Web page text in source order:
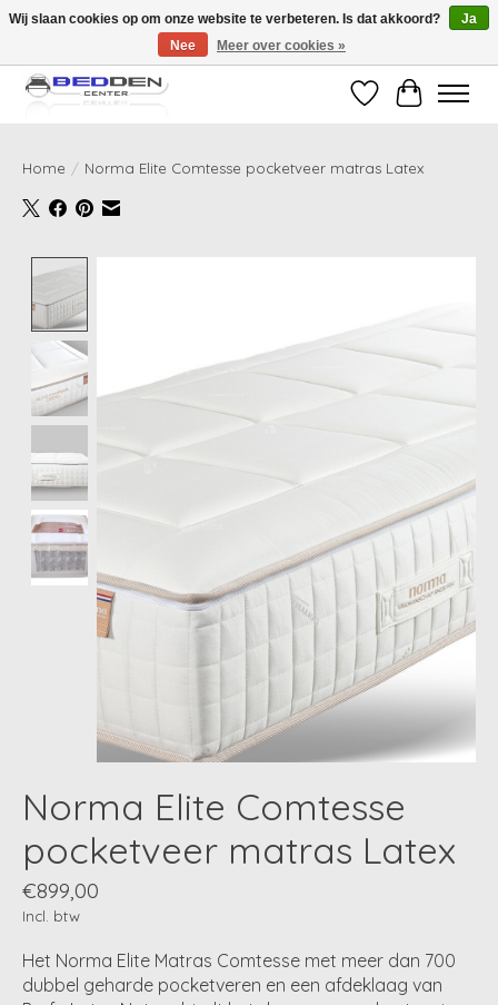
Standaard matrassen binnen 24 uur gratis geleverd!
Verlanglijst
Home / Norma Elite Comtesse pocketveer matras Latex
Norma Elite Comtesse
pocketveer matras Latex
€899,00
Incl. btw
Het Norma Elite Matras Comtesse met meer dan 700
dubbel geharde pocketveren en een afdeklaag van
Wij slaan cookies op om onze website te verbeteren. Is dat akkoord?
Ja
Nee
Meer over cookies »